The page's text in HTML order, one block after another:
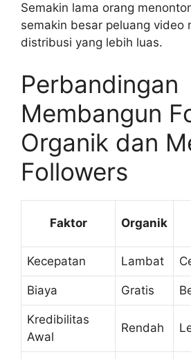
Semakin lama orang
semakin besar peluang video
distribusi yang lebih luas.
Perbandingan
Membangun
Organik dan
Followers
Faktor Organik
Kecepatan Lambat
Biaya Gratis
Kredibilitas
Awal
Rendah